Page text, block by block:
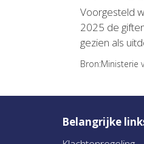
Voorgesteld
2025 de
gezien als
Bron:Ministerie
Belangrijke